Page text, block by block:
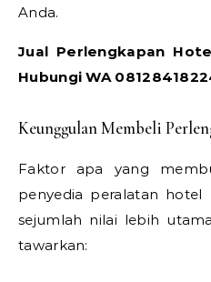
Anda.
Jual Perlengkapan
Hubungi WA
Keunggulan Membeli
Faktor apa yang
penyedia peralatan
sejumlah nilai lebih
tawarkan: